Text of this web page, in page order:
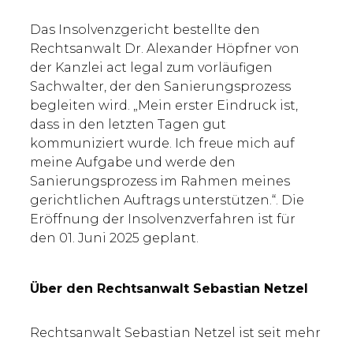
Das Insolvenzgericht bestellte den
Rechtsanwalt Dr. Alexander Höpfner von
der Kanzlei act legal zum vorläufigen
Sachwalter, der den Sanierungsprozess
begleiten wird. „Mein erster Eindruck ist,
dass in den letzten Tagen gut
kommuniziert wurde. Ich freue mich auf
meine Aufgabe und werde den
Sanierungsprozess im Rahmen meines
gerichtlichen Auftrags unterstützen.“. Die
Eröffnung der Insolvenzverfahren ist für
den 01. Juni 2025 geplant.
Über den Rechtsanwalt Sebastian Netzel
Rechtsanwalt Sebastian Netzel ist seit mehr